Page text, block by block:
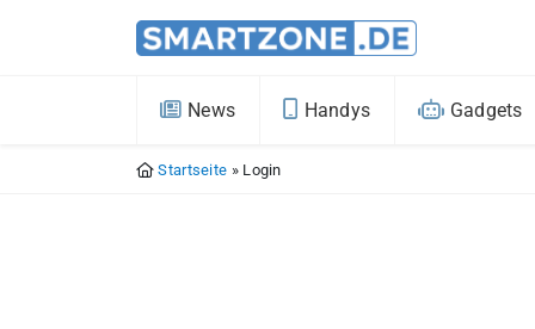
News Handys Gadgets
Startseite » Login